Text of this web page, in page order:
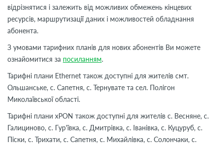
відрізнятися і залежить від можливих обмежень кінцевих
ресурсів, маршрутизації даних і можливостей обладнання
абонента.
З умовами тарифних планів для нових абонентів Ви можете
ознайомитися за посиланням.
Тарифні плани Ethernet також доступні для жителів смт.
Ольшанське, с. Сапетня, с. Тернувате та сел. Полігон
Миколаївської області.
Тарифні плани xPON також доступні для жителів с. Весняне, с.
Галициново, с. Гур'ївка, с. Дмитрівка, с. Іванівка, с. Куцуруб, с.
Піски, с. Трихати, с. Сапетня, с. Михайлівка, с. Солончаки, с.